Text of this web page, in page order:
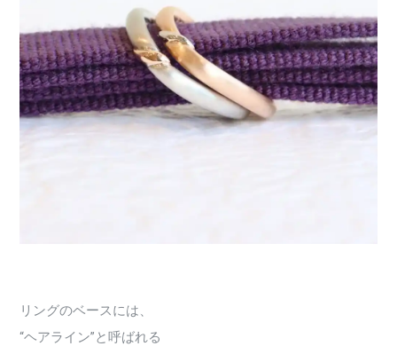
リングのベースには、
“ヘアライン”と呼ばれる